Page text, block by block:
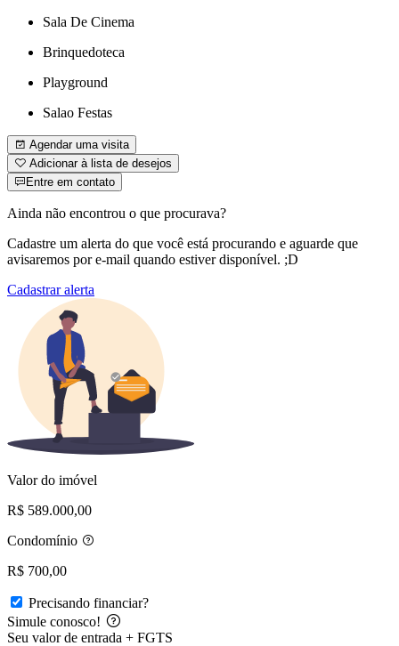
Sala De Cinema
Brinquedoteca
Playground
Salao Festas
Agendar uma visita
Adicionar à lista de desejos
Entre em contato
Ainda não encontrou o que procurava?
Cadastre um alerta do que você está procurando e aguarde que
avisaremos por e-mail quando estiver disponível. ;D
Cadastrar alerta
Valor do imóvel
R$ 589.000,00
Condomínio
R$ 700,00
Precisando financiar?
Simule conosco!
Seu valor de entrada + FGTS